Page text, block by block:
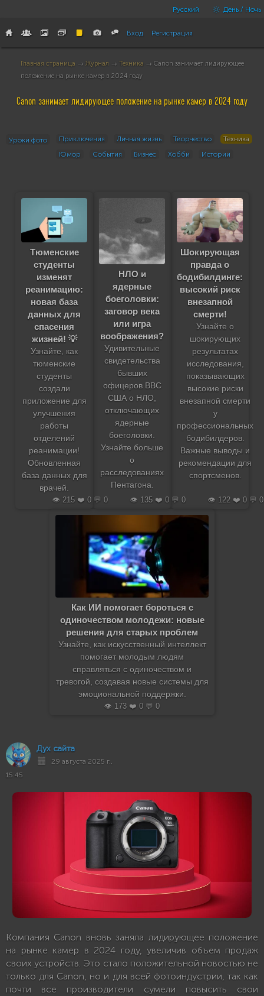
Русский День / Ночь
Вход Регистрация
Главная страница → Журнал → Техника → Canon занимает лидирующее
положение на рынке камер в 2024 году
Canon занимает лидирующее положение на рынке камер в 2024 году
Уроки фото Приключения Личная жизнь Творчество
Техника
Юмор
События Бизнес Хобби Истории
Тюменские
студенты
изменят
реанимацию:
новая база
данных для
спасения
жизней! 💡
Узнайте, как
тюменские
студенты
создали
приложение для
улучшения
работы
отделений
реанимации!
Обновленная
база данных для
врачей.
👁️ 215 ❤️ 0 💬 0
НЛО и
ядерные
боеголовки:
заговор века
или игра
воображения?
Удивительные
свидетельства
бывших
офицеров ВВС
США о НЛО,
отключающих
ядерные
боеголовки.
Узнайте больше
о
расследованиях
Пентагона.
👁️ 135 ❤️ 0 💬 0
Шокирующая
правда о
бодибилдинге:
высокий риск
внезапной
смерти!
Узнайте о
шокирующих
результатах
исследования,
показывающих
высокие риски
внезапной смерти
у
профессиональных
бодибилдеров.
Важные выводы и
рекомендации для
спортсменов.
👁️ 122 ❤️ 0 💬 0
Как ИИ помогает бороться с
одиночеством молодежи: новые
решения для старых проблем
Узнайте, как искусственный интеллект
помогает молодым людям
справляться с одиночеством и
тревогой, создавая новые системы для
эмоциональной поддержки.
👁️ 173 ❤️ 0 💬 0
Дух сайта
29 августа 2025 г.,
15:45
Компания Canon вновь заняла лидирующее положение
на рынке камер в 2024 году, увеличив объем продаж
своих устройств. Это стало положительной новостью не
только для Canon, но и для всей фотоиндустрии, так как
почти все производители сумели повысить свои